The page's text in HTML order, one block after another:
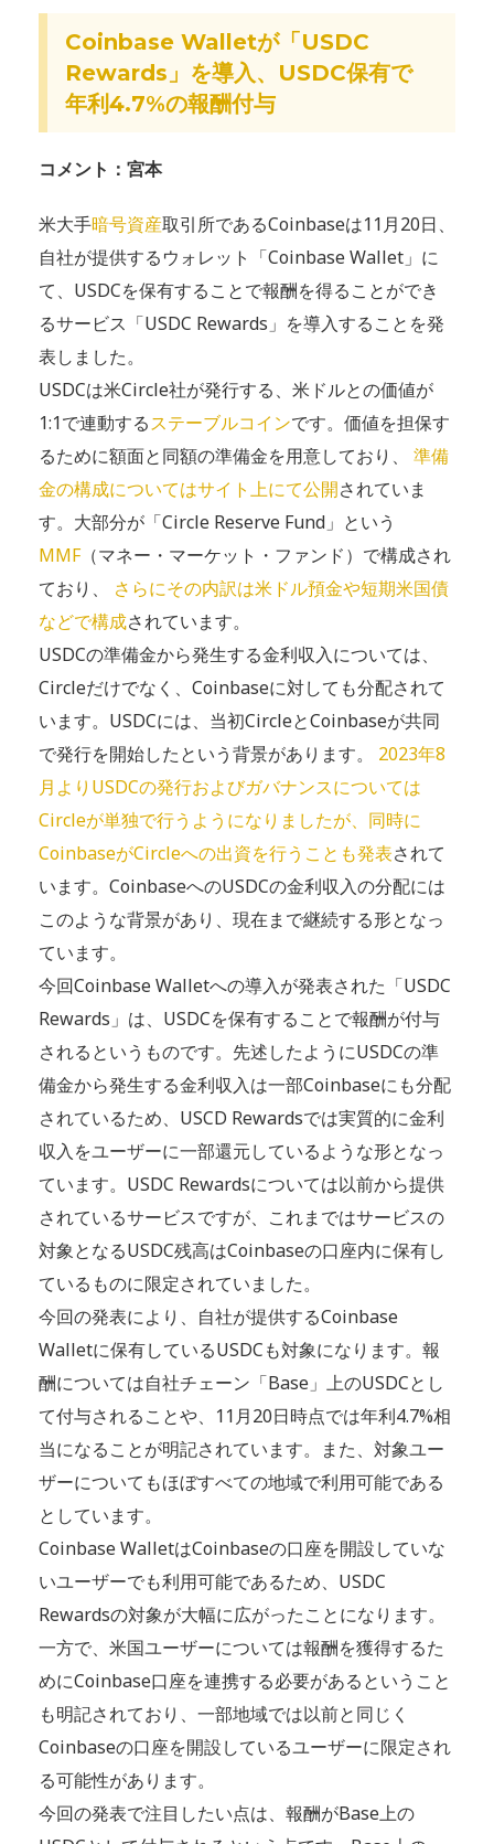
Coinbase Walletが「USDC
Rewards」を導入、USDC保有で
年利4.7%の報酬付与
コメント：宮本
米大手暗号資産取引所であるCoinbaseは11月20日、
自社が提供するウォレット「Coinbase Wallet」に
て、USDCを保有することで報酬を得ることができ
るサービス「USDC Rewards」を導入することを発
表しました。
USDCは米Circle社が発行する、米ドルとの価値が
1:1で連動するステーブルコインです。価値を担保す
るために額面と同額の準備金を用意しており、
準備
金の構成についてはサイト上にて公開されていま
す。大部分が「Circle Reserve Fund」という
MMF（マネー・マーケット・ファンド）で構成され
ており、
さらにその内訳は米ドル預金や短期米国債
などで構成されています。
USDCの準備金から発生する金利収入については、
Circleだけでなく、Coinbaseに対しても分配されて
います。USDCには、当初CircleとCoinbaseが共同
で発行を開始したという背景があります。
2023年8
月よりUSDCの発行およびガバナンスについては
Circleが単独で行うようになりましたが、同時に
CoinbaseがCircleへの出資を行うことも発表されて
います。CoinbaseへのUSDCの金利収入の分配には
このような背景があり、現在まで継続する形となっ
ています。
今回Coinbase Walletへの導入が発表された「USDC
Rewards」は、USDCを保有することで報酬が付与
されるというものです。先述したようにUSDCの準
備金から発生する金利収入は一部Coinbaseにも分配
されているため、USCD Rewardsでは実質的に金利
収入をユーザーに一部還元しているような形となっ
ています。USDC Rewardsについては以前から提供
されているサービスですが、これまではサービスの
対象となるUSDC残高はCoinbaseの口座内に保有し
ているものに限定されていました。
今回の発表により、自社が提供するCoinbase
Walletに保有しているUSDCも対象になります。報
酬については自社チェーン「Base」上のUSDCとし
て付与されることや、11月20日時点では年利4.7%相
当になることが明記されています。また、対象ユー
ザーについてもほぼすべての地域で利用可能である
としています。
Coinbase WalletはCoinbaseの口座を開設していな
いユーザーでも利用可能であるため、USDC
Rewardsの対象が大幅に広がったことになります。
一方で、米国ユーザーについては報酬を獲得するた
めにCoinbase口座を連携する必要があるということ
も明記されており、一部地域では以前と同じく
Coinbaseの口座を開設しているユーザーに限定され
る可能性があります。
今回の発表で注目したい点は、報酬がBase上の